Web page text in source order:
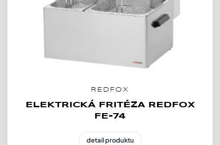
REDFOX
ELEKTRICKÁ FRITÉZA REDFOX
FE-74
detail produktu